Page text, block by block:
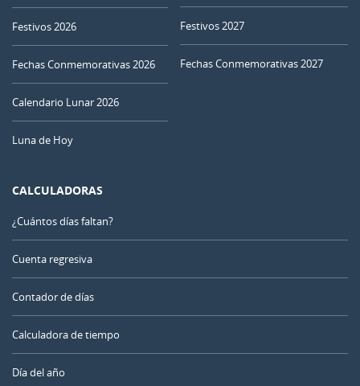
Festivos 2026
Fechas Conmemorativas 2026
Calendario Lunar 2026
Luna de Hoy
Festivos 2027
Fechas Conmemorativas 2027
CALCULADORAS
¿Cuántos días faltan?
Cuenta regresiva
Contador de días
Calculadora de tiempo
Día del año